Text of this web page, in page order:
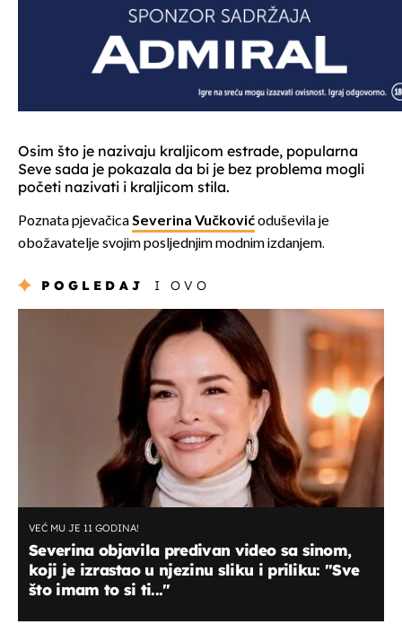
Osim što je nazivaju kraljicom estrade, popularna
Seve sada je pokazala da bi je bez problema mogli
početi nazivati i kraljicom stila.
Poznata pjevačicaSeverina Vučkovićoduševila je
obožavatelje svojim posljednjim modnim izdanjem.
POGLEDAJ I OVO
VEĆ MU JE 11 GODINA!
Severina objavila predivan video sa sinom,
koji je izrastao u njezinu sliku i priliku: "Sve
što imam to si ti..."